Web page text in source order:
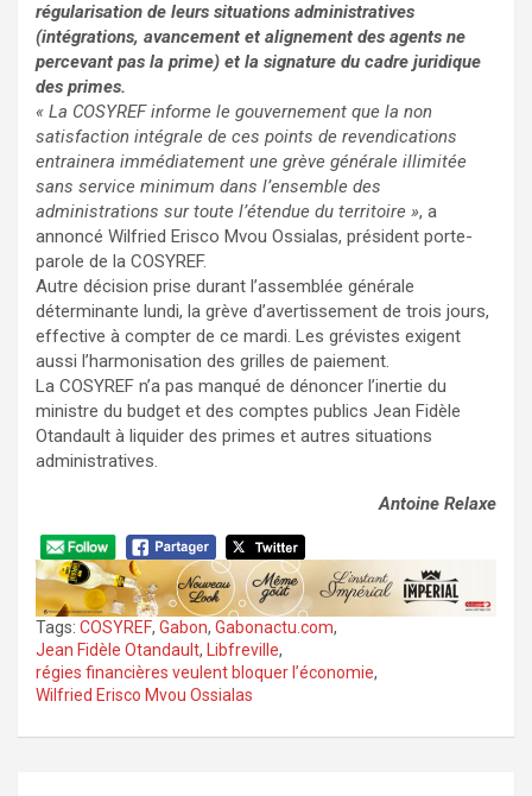
régularisation de leurs situations administratives
(intégrations, avancement et alignement des agents ne
percevant pas la prime) et la signature du cadre juridique
des primes.
« La COSYREF informe le gouvernement que la non
satisfaction intégrale de ces points de revendications
entrainera immédiatement une grève générale illimitée
sans service minimum dans l’ensemble des
administrations sur toute l’étendue du territoire », a
annoncé Wilfried Erisco Mvou Ossialas, président porte-
parole de la COSYREF.
Autre décision prise durant l’assemblée générale
déterminante lundi, la grève d’avertissement de trois jours,
effective à compter de ce mardi. Les grévistes exigent
aussi l’harmonisation des grilles de paiement.
La COSYREF n’a pas manqué de dénoncer l’inertie du
ministre du budget et des comptes publics Jean Fidèle
Otandault à liquider des primes et autres situations
administratives.
Antoine Relaxe
Tags: COSYREF, Gabon, Gabonactu.com,
Jean Fidèle Otandault, Libfreville,
régies financières veulent bloquer l’économie,
Wilfried Erisco Mvou Ossialas